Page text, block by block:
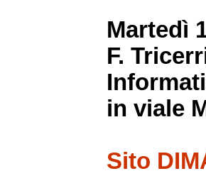
Martedì
F.
in viale
Sito